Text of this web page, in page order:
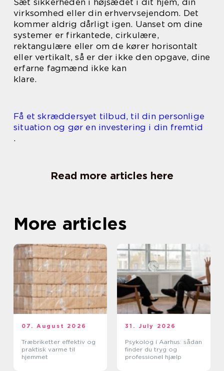
Sæt sikkerheden i højsædet i dit hjem, din
virksomhed eller din erhvervsejendom. Det
kommer aldrig dårligt igen. Uanset om dine
systemer er firkantede, cirkulære,
rektangulære eller om de kører horisontalt
eller vertikalt, så er der ikke den opgave, dine
erfarne fagmænd ikke kan
klare.
Få et skræddersyet tilbud, til din personlige
situation og gør en investering i din fremtid
.
Read more articles here
More articles
07. August 2026
Træbriketter effektiv og
praktisk varme til
hjemmet
31. July 2026
Psykolog i Aarhus: sådan
finder du tryg og
professionel hjælp